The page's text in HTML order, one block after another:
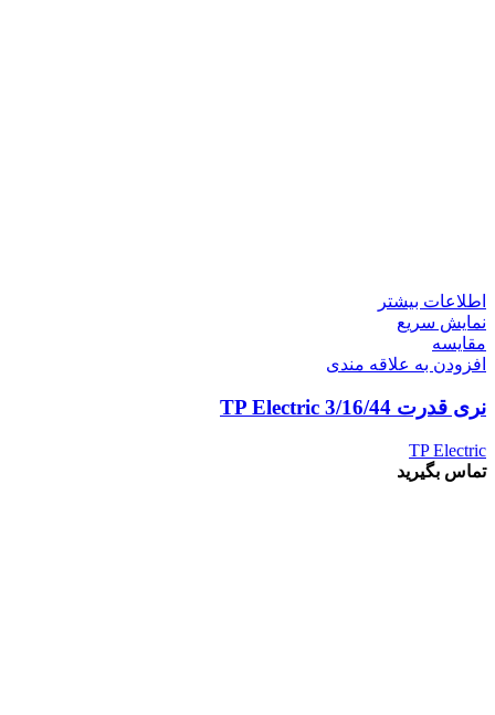
اطلاعات بیشتر
نمایش سریع
مقايسه
افزودن به علاقه مندی
نری قدرت 3/16/44 TP Electric
TP Electric
تماس بگیرید